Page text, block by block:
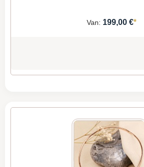
Van: 199,00 €*